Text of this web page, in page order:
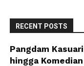
RECENT POSTS
Pangdam
hingga